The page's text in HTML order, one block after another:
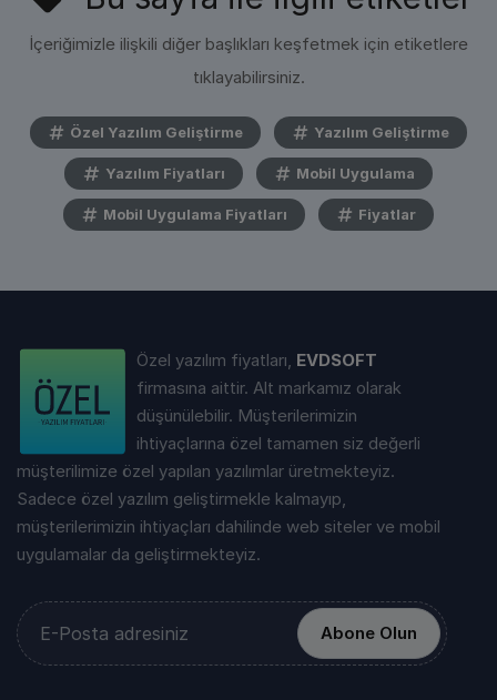
İçeriğimizle ilişkili diğer başlıkları keşfetmek için etiketlere
tıklayabilirsiniz.
Özel Yazılım Geliştirme Yazılım Geliştirme
Yazılım Fiyatları Mobil Uygulama
Mobil Uygulama Fiyatları Fiyatlar
Özel yazılım fiyatları, EVDSOFT
firmasına aittir. Alt markamız olarak
düşünülebilir. Müşterilerimizin
ihtiyaçlarına özel tamamen siz değerli
müşterilimize özel yapılan yazılımlar üretmekteyiz.
Sadece özel yazılım geliştirmekle kalmayıp,
müşterilerimizin ihtiyaçları dahilinde web siteler ve mobil
uygulamalar da geliştirmekteyiz.
Abone Olun